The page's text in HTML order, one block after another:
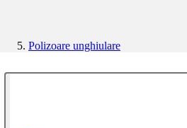
Polizoare unghiulare